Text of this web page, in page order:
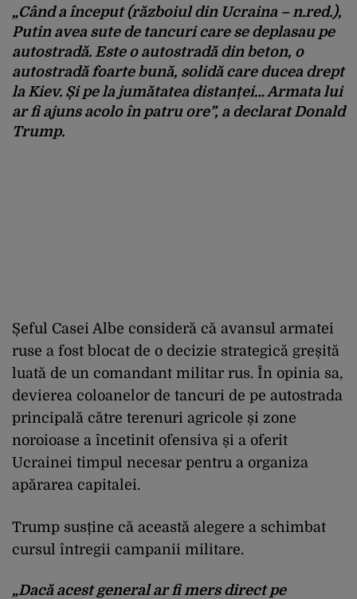
„Când a început (războiul din Ucraina – n.red.),
Putin avea sute de tancuri care se deplasau pe
autostradă. Este o autostradă din beton, o
autostradă foarte bună, solidă care ducea drept
la Kiev. Și pe la jumătatea distanței… Armata lui
ar fi ajuns acolo în patru ore”, a declarat Donald
Trump.
Șeful Casei Albe consideră că avansul armatei
ruse a fost blocat de o decizie strategică greșită
luată de un comandant militar rus. În opinia sa,
devierea coloanelor de tancuri de pe autostrada
principală către terenuri agricole și zone
noroioase a încetinit ofensiva și a oferit
Ucrainei timpul necesar pentru a organiza
apărarea capitalei.
Trump susține că această alegere a schimbat
cursul întregii campanii militare.
„Dacă acest general ar fi mers direct pe